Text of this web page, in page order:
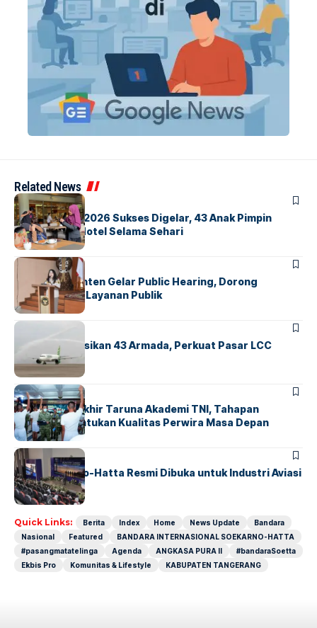
Related News
BERITAINDEX
GM For A Day 2026 Sukses Digelar, 43 Anak Pimpin
Operasional Hotel Selama Sehari
BANDARABERITA
Karantina Banten Gelar Public Hearing, Dorong
Transparansi Layanan Publik
BANDARA
Citilink Operasikan 43 Armada, Perkuat Pasar LCC
Nasional
BERITA
Sidang Pantukhir Taruna Akademi TNI, Tahapan
Strategis Tentukan Kualitas Perwira Masa Depan
BANDARA BERITA
IALC Soekarno-Hatta Resmi Dibuka untuk Industri Aviasi
Dunia
Quick Links: Berita Index Home News Update
Bandara
Nasional
Featured
BANDARA INTERNASIONAL SOEKARNO-HATTA
#pasangmatatelinga
Agenda ANGKASA PURA II
#bandaraSoetta
Ekbis Pro
Komunitas & Lifestyle KABUPATEN TANGERANG